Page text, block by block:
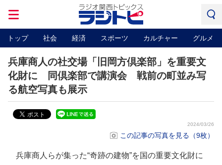
トップ 社会 経済 スポーツ カルチャー グルメ
兵庫商人の社交場「旧岡方倶楽部」を重要文
化財に 同倶楽部で講演会 戦前の町並み写
る航空写真も展示
2024/03/26
この記事の写真を見る（9枚）
兵庫商人らが集った“奇跡の建物”を国の重要文化財に